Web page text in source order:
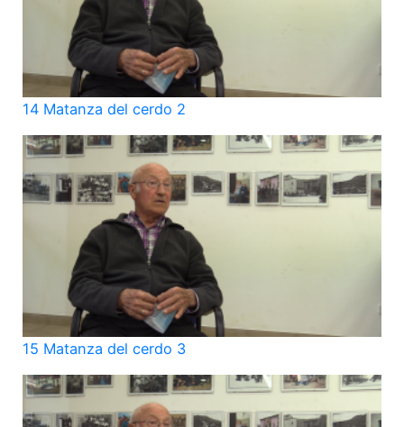
14 Matanza del cerdo 2
15 Matanza del cerdo 3